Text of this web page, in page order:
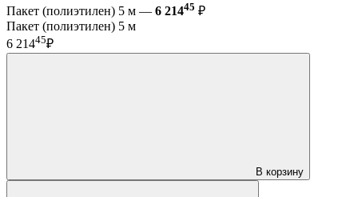
Пакет (полиэтилен) 5 м — 6 21445 ₽
Пакет (полиэтилен) 5 м
6 21445₽
В корзину